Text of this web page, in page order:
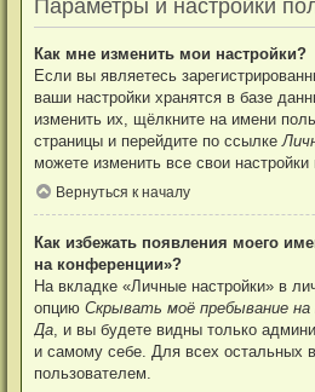
Параметры и настройки
Как мне изменить мои настройки?
Если вы являетесь
ваши настройки хранятся в базе
изменить их, щёлкните на имени
страницы и перейдите по ссылке
можете изменить все свои настройки
Вернуться к началу
Как избежать появления моего
на конференции»?
На вкладке «Личные настройки» в
опциюСкрывать моё пребывание на
Да , и вы будете видны только
и самому себе. Для всех остальных
пользователем.